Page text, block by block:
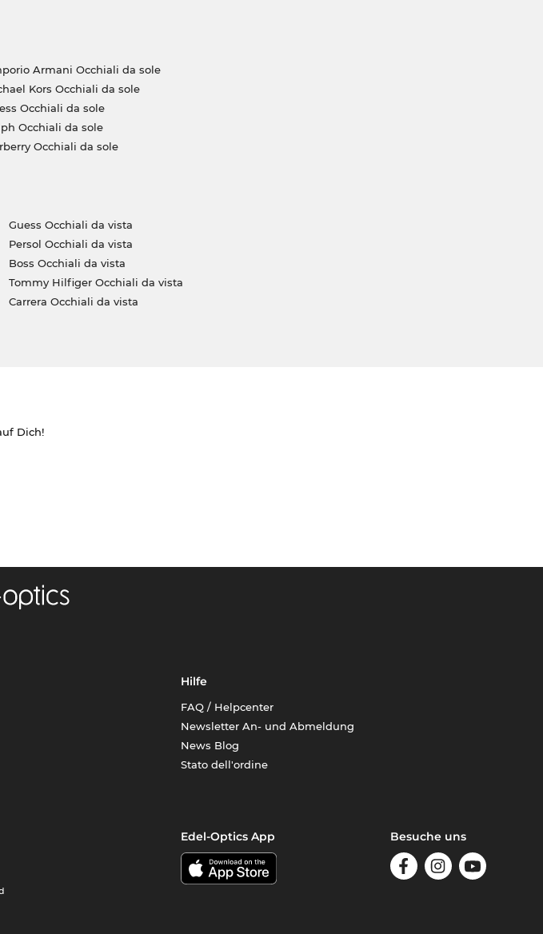
Armani Occhiali da sole
Kors Occhiali da sole
Occhiali da sole
Occhiali da sole
Occhiali da sole
Guess Occhiali da vista
Persol Occhiali da vista
Boss Occhiali da vista
Tommy Hilfiger Occhiali da vista
Carrera Occhiali da vista
Dich!
Hilfe
FAQ / Helpcenter
Newsletter An- und Abmeldung
News Blog
Stato dell'ordine
Edel-Optics App Besuche uns